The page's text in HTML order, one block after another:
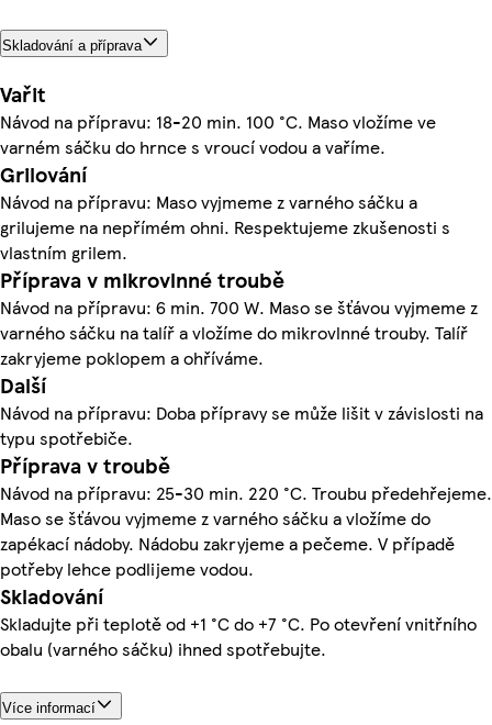
Skladování a příprava
Vařit
Návod na přípravu: 18-20 min. 100 °C. Maso vložíme ve
varném sáčku do hrnce s vroucí vodou a vaříme.
Grilování
Návod na přípravu: Maso vyjmeme z varného sáčku a
grilujeme na nepřímém ohni. Respektujeme zkušenosti s
vlastním grilem.
Příprava v mikrovlnné troubě
Návod na přípravu: 6 min. 700 W. Maso se šťávou vyjmeme z
varného sáčku na talíř a vložíme do mikrovlnné trouby. Talíř
zakryjeme poklopem a ohříváme.
Další
Návod na přípravu: Doba přípravy se může lišit v závislosti na
typu spotřebiče.
Příprava v troubě
Návod na přípravu: 25-30 min. 220 °C. Troubu předehřejeme.
Maso se šťávou vyjmeme z varného sáčku a vložíme do
zapékací nádoby. Nádobu zakryjeme a pečeme. V případě
potřeby lehce podlijeme vodou.
Skladování
Skladujte při teplotě od +1 °C do +7 °C. Po otevření vnitřního
obalu (varného sáčku) ihned spotřebujte.
Více informací